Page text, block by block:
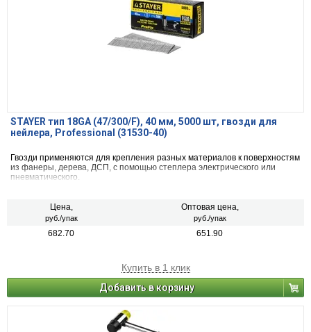
STAYER тип 18GA (47/300/F), 40 мм, 5000 шт, гвозди для
нейлера, Professional (31530-40)
Гвозди применяются для крепления разных материалов к поверхностям
из фанеры, дерева, ДСП, с помощью степлера электрического или
пневматического.
Цена,
руб./упак
Оптовая цена,
руб./упак
682.70 651.90
Купить в 1 клик
Добавить в корзину